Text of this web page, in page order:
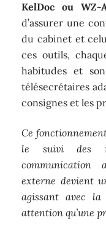
KelDoc ou WZ-
d’assurer une
du cabinet et
ces outils,
habitudes et
télésecrétaires
consignes et les
Ce
le suivi des
communication
externe devient
agissant avec
attention qu’une